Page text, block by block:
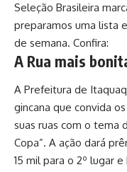
Seleção Brasileira
preparamos uma lista
de semana. Confira:
A Rua mais
A Prefeitura de
gincana que convida
suas ruas com o tema
Copa”. A ação dará
15 mil para o 2º lugar